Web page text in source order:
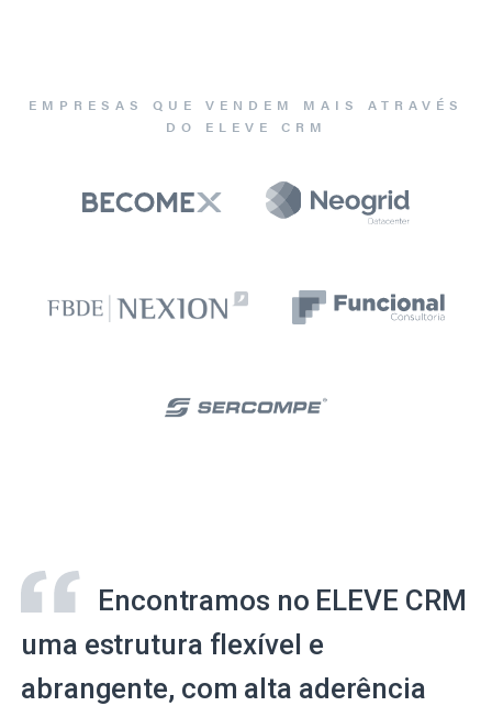
EMPRESAS QUE VENDEM MAIS ATRAVÉS
DO ELEVE CRM
Encontramos no ELEVE CRM
uma estrutura flexível e
abrangente, com alta aderência